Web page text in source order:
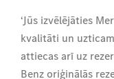
‘Jūs izvēlējāties
kvalitāti un
attiecas arī uz
Benz oriģinālās